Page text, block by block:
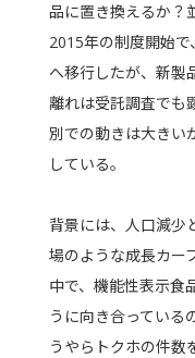
品に置き換えるか？
2015年の制度開始
へ移行したが、新製
離れは受託調査でも
別での動きは大きい
している。
背景には、人口減少
場のような成長カー
中で、機能性表示食
うに向き合っている
うやらトクホの件数